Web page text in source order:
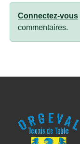
Connectez-vous
commentaires.